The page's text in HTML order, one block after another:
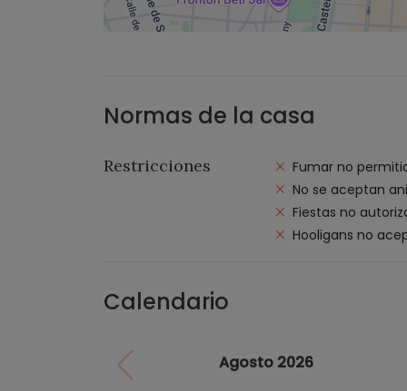
Normas de la casa
Restricciones
Fumar no
No se aceptan
Fiestas no
Hooligans no
Calendario
Agosto 2026